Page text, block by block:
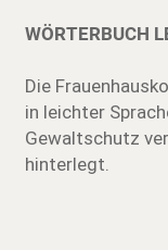
WÖRTERBUCH
Die
in leichter
Gewaltschutz
hinterlegt.